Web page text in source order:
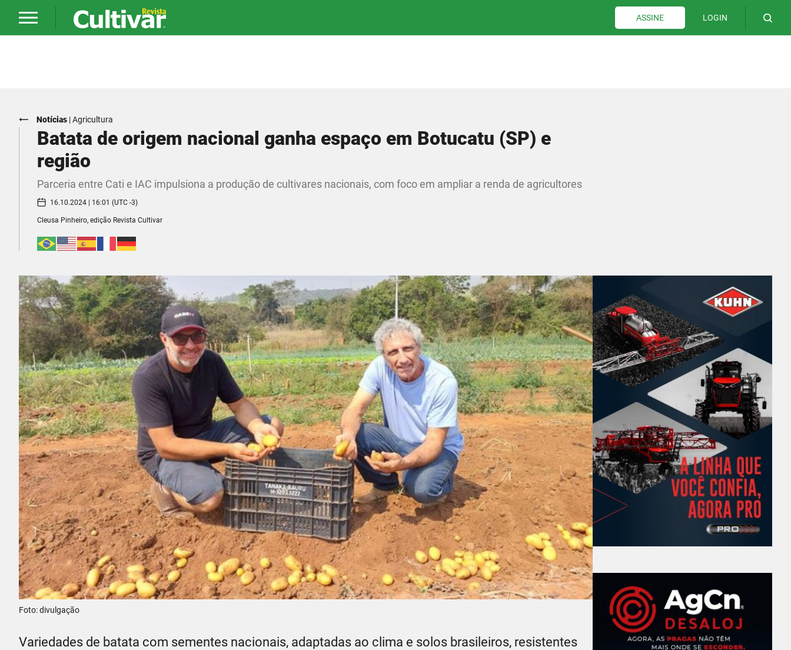
ASSINE LOGIN
Notícias |Agricultura
Batata de origem nacional ganha espaço em Botucatu (SP) e
região
Parceria entre Cati e IAC impulsiona a produção de cultivares nacionais, com foco em ampliar a renda de agricultores
16.10.2024 | 16:01 (UTC -3)
Cleusa Pinheiro, edição Revista Cultivar
Foto: divulgação
Variedades de batata com sementes nacionais, adaptadas ao clima e solos brasileiros, resistentes